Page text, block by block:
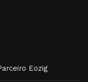
Eozig